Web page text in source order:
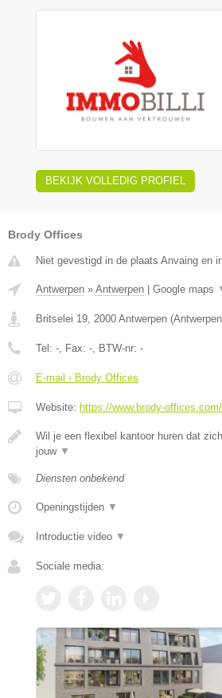
BEKIJK VOLLEDIG PROFIEL
Brody Offices
Niet gevestigd in de plaats Anvaing en
Antwerpen » Antwerpen | Google maps
Britselei 19 2000 Antwerpen (Antwerpen
Tel: - , Fax: - , BTW-nr: -
E-mail › Brody Offices
Website: https://www.brody-offices.com/
Wil je een flexibel kantoor huren dat
jouw ▼
Diensten onbekend
Openingstijden ▼
Introductie video ▼
Sociale media: